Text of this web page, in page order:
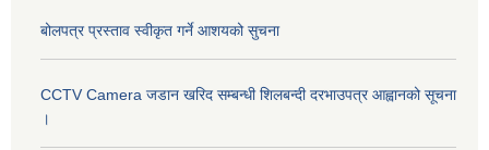
बोलपत्र प्रस्ताव स्वीकृत गर्ने आशयको सुचना
CCTV Camera जडान खरिद सम्बन्धी शिलबन्दी दरभाउपत्र आह्वानको सूचना
।